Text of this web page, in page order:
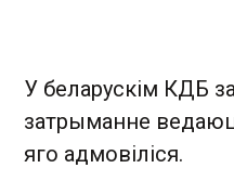
У беларускім КДБ
затрыманне
яго адмовіліся.